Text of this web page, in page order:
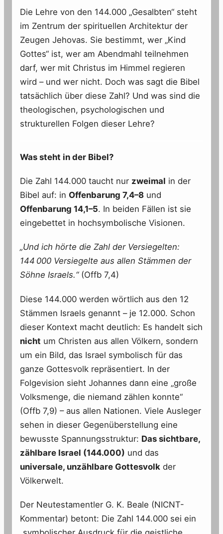
Die Lehre von den 144.000 „Gesalbten“ steht
im Zentrum der spirituellen Architektur der
Zeugen Jehovas. Sie bestimmt, wer „Kind
Gottes“ ist, wer am Abendmahl teilnehmen
darf, wer mit Christus im Himmel regieren
wird – und wer nicht. Doch was sagt die Bibel
tatsächlich über diese Zahl? Und was sind die
theologischen, psychologischen und
strukturellen Folgen dieser Lehre?
Was steht in der Bibel?
Die Zahl 144.000 taucht nur zweimal in der
Bibel auf: in Offenbarung 7,4–8 und
Offenbarung 14,1–5. In beiden Fällen ist sie
eingebettet in hochsymbolische Visionen.
„Und ich hörte die Zahl der Versiegelten:
144 000 Versiegelte aus allen Stämmen der
Söhne Israels.“(Offb 7,4)
Diese 144.000 werden wörtlich aus den 12
Stämmen Israels genannt – je 12.000. Schon
dieser Kontext macht deutlich: Es handelt sich
nicht um Christen aus allen Völkern, sondern
um ein Bild, das Israel symbolisch für das
ganze Gottesvolk repräsentiert. In der
Folgevision sieht Johannes dann eine „große
Volksmenge, die niemand zählen konnte“
(Offb 7,9) – aus allen Nationen. Viele Ausleger
sehen in dieser Gegenüberstellung eine
bewusste Spannungsstruktur: Das sichtbare,
zählbare Israel (144.000) und das
universale, unzählbare Gottesvolk der
Völkerwelt.
Der Neutestamentler G. K. Beale (NICNT-
Kommentar) betont: Die Zahl 144.000 sei ein